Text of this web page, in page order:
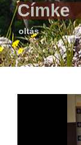
Címke
oltás